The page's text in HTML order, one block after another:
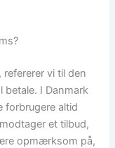
refererer vi til den
betale. I Danmark
forbrugere altid
et tilbud,
opmærksom på,